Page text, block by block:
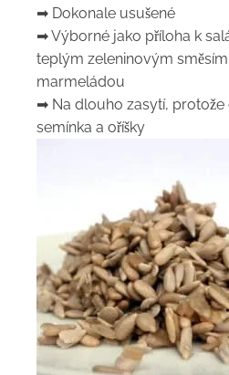
➡ Dokonale usušené
➡ Výborné jako příloha k
teplým zeleninovým
marmeládou
➡ Na dlouho zasytí, protože
semínka a oříšky